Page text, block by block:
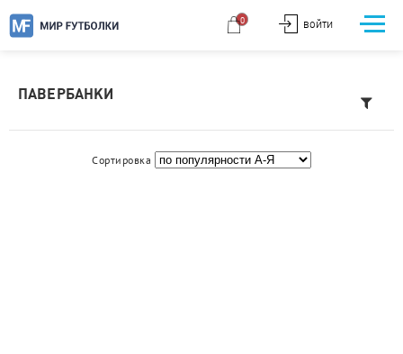
ВОЙТИ
0
ПАВЕРБАНКИ
Сортировка